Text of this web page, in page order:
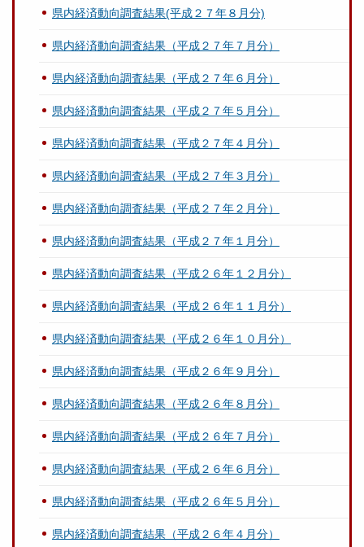
県内経済動向調査結果(平成２７年８月分)
県内経済動向調査結果（平成２７年７月分）
県内経済動向調査結果（平成２７年６月分）
県内経済動向調査結果（平成２７年５月分）
県内経済動向調査結果（平成２７年４月分）
県内経済動向調査結果（平成２７年３月分）
県内経済動向調査結果（平成２７年２月分）
県内経済動向調査結果（平成２７年１月分）
県内経済動向調査結果（平成２６年１２月分）
県内経済動向調査結果（平成２６年１１月分）
県内経済動向調査結果（平成２６年１０月分）
県内経済動向調査結果（平成２６年９月分）
県内経済動向調査結果（平成２６年８月分）
県内経済動向調査結果（平成２６年７月分）
県内経済動向調査結果（平成２６年６月分）
県内経済動向調査結果（平成２６年５月分）
県内経済動向調査結果（平成２６年４月分）